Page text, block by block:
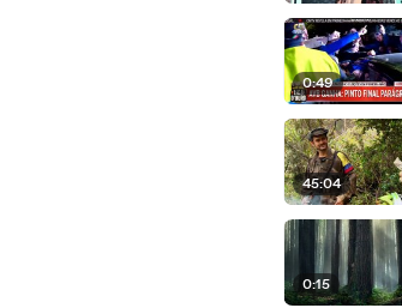
0:49
45:04
0:15